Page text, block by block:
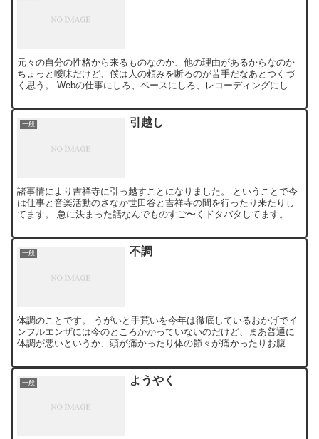
元々の自分の性格から来るものなのか、他の理由があるからなのか
ちょっと曖昧だけど、僕は人の頼みを断るのが苦手だなあとつくづ
く思う。 Webの仕事にしろ、ベースにしろ、レコーディングにし
一般 引越し
諸事情により吉祥寺に引っ越すことになりました。 ということで今
は仕事と音楽活動のさなか世田谷と吉祥寺の間を行ったり来たりし
てます。 急に決まった話なんでものすご〜くドタバタしてます。 そ
一般 不調
体調のことです。 うがいと手荒いを今年は徹底しているおかげでイ
ンフルエンザには今のところかかっていないのだけど、まあ普通に
体調が悪いというか、頭が痛かったり体の節々が痛かったりお腹が
一般 ようやく